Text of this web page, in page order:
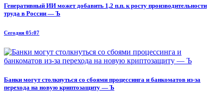
Генеративный ИИ может добавить 1,2 п.п. к росту производительности
труда в России — Ъ
Сегодня 05:07
Банки могут столкнуться со сбоями процессинга и банкоматов из-за
перехода на новую криптозащиту — Ъ